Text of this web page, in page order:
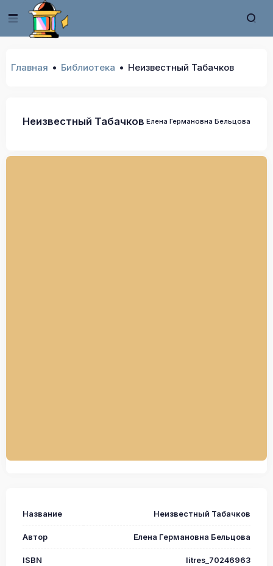
Главная Библиотека Неизвестный Табачков
Неизвестный Табачков Елена Германовна Бельцова
Название Неизвестный Табачков
Автор Елена Германовна Бельцова
ISBN litres_70246963